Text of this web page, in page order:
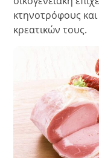
κτηνοτρόφους
κρεατικών τους.